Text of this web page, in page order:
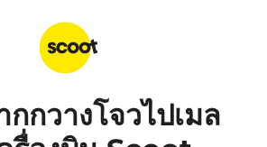
กกวางโจวไปเมล